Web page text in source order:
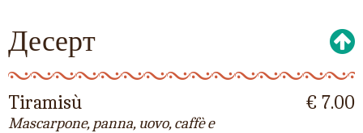
Десерт
Tiramisù
Mascarpone, panna, uovo, caffè e
€ 7.00